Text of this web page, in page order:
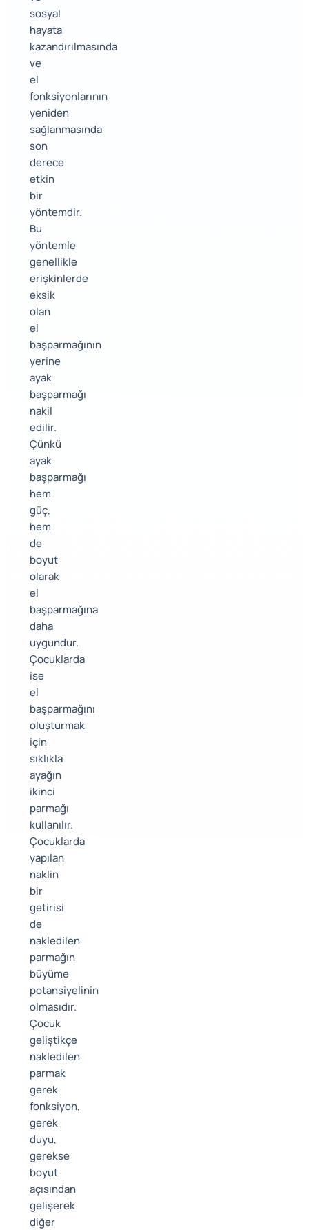
sosyal
hayata
kazandırılmasında
ve
el
fonksiyonlarının
yeniden
sağlanmasında
son
derece
etkin
bir
yöntemdir.
Bu
yöntemle
genellikle
erişkinlerde
eksik
olan
el
başparmağının
yerine
ayak
başparmağı
nakil
edilir.
Çünkü
ayak
başparmağı
hem
güç,
hem
de
boyut
olarak
el
başparmağına
daha
uygundur.
Çocuklarda
ise
el
başparmağını
oluşturmak
için
sıklıkla
ayağın
ikinci
parmağı
kullanılır.
Çocuklarda
yapılan
naklin
bir
getirisi
de
nakledilen
parmağın
büyüme
potansiyelinin
olmasıdır.
Çocuk
geliştikçe
nakledilen
parmak
gerek
fonksiyon,
gerek
duyu,
gerekse
boyut
açısından
gelişerek
diğer